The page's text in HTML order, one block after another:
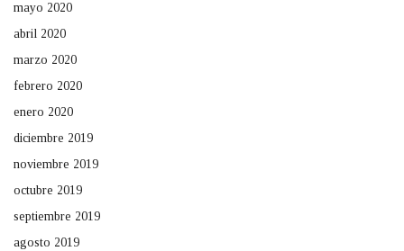
mayo 2020
abril 2020
marzo 2020
febrero 2020
enero 2020
diciembre 2019
noviembre 2019
octubre 2019
septiembre 2019
agosto 2019